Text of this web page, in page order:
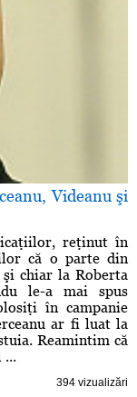
Videanu şi
reţinut în
că o parte din
chiar la Roberta
le-a mai spus
în campanie
ar fi luat la
Reamintim că
...
394 vizualizări